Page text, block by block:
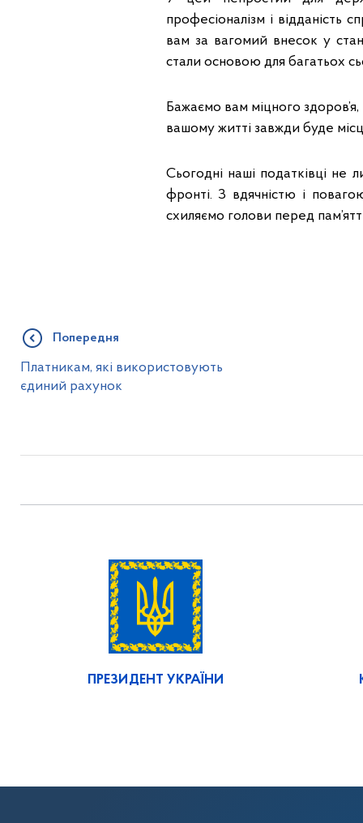
професіоналізм і відданість
вам за вагомий внесок у
стали основою для багатьох
Бажаємо вам міцного
вашому житті завжди буде
Сьогодні наші податківці не
фронті. З вдячністю і
схиляємо голови перед
Попередня
Платникам, які використовують
єдиний рахунок
ПРЕЗИДЕНТ УКРАЇНИ